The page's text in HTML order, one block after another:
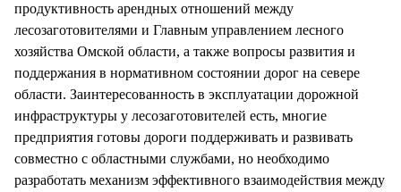
продуктивность арендных отношений между
лесозаготовителями и Главным управлением лесного
хозяйства Омской области, а также вопросы развития и
поддержания в нормативном состоянии дорог на севере
области. Заинтересованность в эксплуатации дорожной
инфраструктуры у лесозаготовителей есть, многие
предприятия готовы дороги поддерживать и развивать
совместно с областными службами, но необходимо
разработать механизм эффективного взаимодействия между